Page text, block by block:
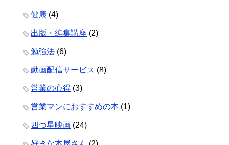
健康 (4)
出版・編集講座 (2)
勉強法 (6)
動画配信サービス (8)
営業の心得 (3)
営業マンにおすすめの本 (1)
四つ星映画 (24)
好きな本屋さん (2)